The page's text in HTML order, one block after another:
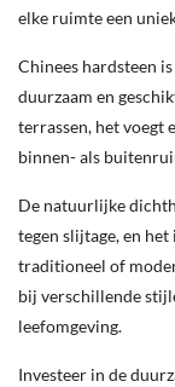
elke ruimte een
Chinees hardsteen
duurzaam en
terrassen, het voegt
binnen- als
De natuurlijke
tegen slijtage, en
traditioneel of
bij verschillende
leefomgeving.
Investeer in de